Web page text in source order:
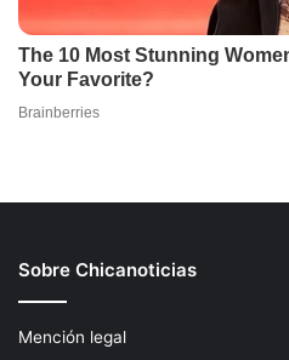
Sobre Chicanoticias
Mención legal